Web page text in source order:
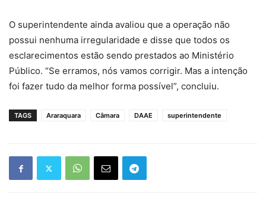
O superintendente ainda avaliou que a operação não
possui nenhuma irregularidade e disse que todos os
esclarecimentos estão sendo prestados ao Ministério
Público. “Se erramos, nós vamos corrigir. Mas a intenção
foi fazer tudo da melhor forma possível”, concluiu.
TAGS Araraquara Câmara DAAE superintendente